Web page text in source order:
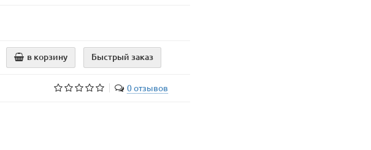
в корзину Быстрый заказ
0 отзывов